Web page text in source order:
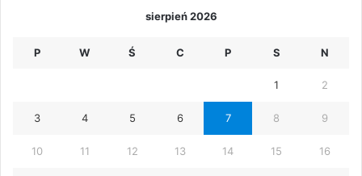
sierpień 2026
P W Ś C P S N
1 2
3 4 5 6 7 8 9
10 11 12 13 14 15 16